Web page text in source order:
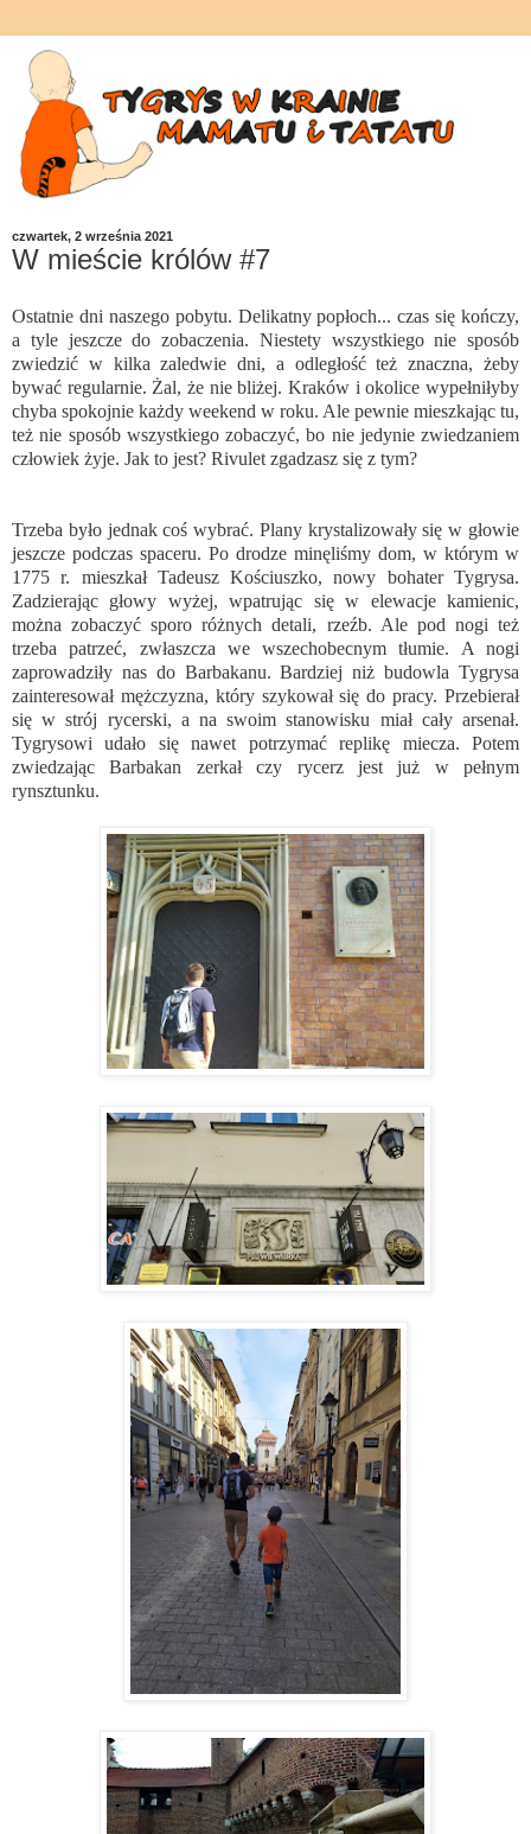
czwartek, 2 września 2021
W mieście królów #7
Ostatnie dni naszego pobytu. Delikatny popłoch... czas się kończy,
a tyle jeszcze do zobaczenia. Niestety wszystkiego nie sposób
zwiedzić w kilka zaledwie dni, a odległość też znaczna, żeby
bywać regularnie. Żal, że nie bliżej. Kraków i okolice wypełniłyby
chyba spokojnie każdy weekend w roku. Ale pewnie mieszkając tu,
też nie sposób wszystkiego zobaczyć, bo nie jedynie zwiedzaniem
człowiek żyje. Jak to jest? Rivulet zgadzasz się z tym?
Trzeba było jednak coś wybrać. Plany krystalizowały się w głowie
jeszcze podczas spaceru. Po drodze minęliśmy dom, w którym w
1775 r. mieszkał Tadeusz Kościuszko, nowy bohater Tygrysa.
Zadzierając głowy wyżej, wpatrując się w elewacje kamienic,
można zobaczyć sporo różnych detali, rzeźb. Ale pod nogi też
trzeba patrzeć, zwłaszcza we wszechobecnym tłumie. A nogi
zaprowadziły nas do Barbakanu. Bardziej niż budowla Tygrysa
zainteresował mężczyzna, który szykował się do pracy. Przebierał
się w strój rycerski, a na swoim stanowisku miał cały arsenał.
Tygrysowi udało się nawet potrzymać replikę miecza. Potem
zwiedzając Barbakan zerkał czy rycerz jest już w pełnym
rynsztunku.